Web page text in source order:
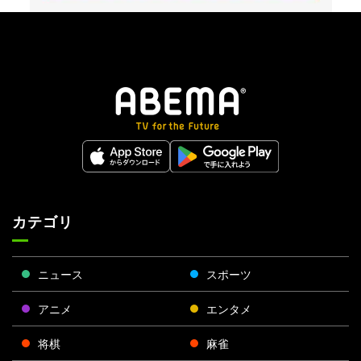
カテゴリ
ニュース スポーツ
アニメ エンタメ
将棋 麻雀